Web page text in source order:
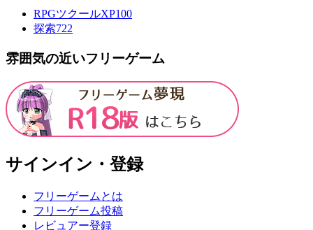
RPGツクールXP100
探索722
雰囲気の近いフリーゲーム
サインイン・登録
フリーゲームとは
フリーゲーム投稿
レビュアー登録